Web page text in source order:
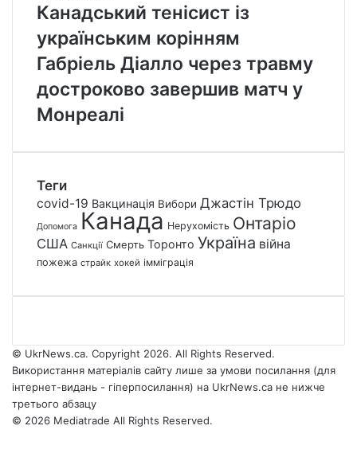
Канадський тенісист із
українським корінням
Габріель Діалло через травму
достроково завершив матч у
Монреалі
Теги
covid-19 Вакцинація Вибори Джастін Трюдо
Допомога Канада Нерухомість Онтаріо
США Санкції Смерть Торонто Україна війна
пожежа страйк хокей імміграція
© UkrNews.ca. Copyright 2026. All Rights Reserved.
Використання матеріалів сайту лише за умови посилання (для
інтернет-видань - гіперпосилання) на UkrNews.ca не нижче
третього абзацу
© 2026 Mediatrade All Rights Reserved.